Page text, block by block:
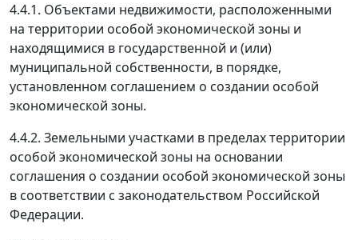
4.4.1. Объектами недвижимости, расположенными
на территории особой экономической зоны и
находящимися в государственной и (или)
муниципальной собственности, в порядке,
установленном соглашением о создании особой
экономической зоны.
4.4.2. Земельными участками в пределах территории
особой экономической зоны на основании
соглашения о создании особой экономической зоны
в соответствии с законодательством Российской
Федерации.